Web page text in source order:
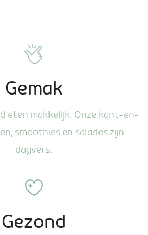
Gemak
eten makkelijk. Onze kant-en-
smoothies en salades zijn
dagvers.
Gezond